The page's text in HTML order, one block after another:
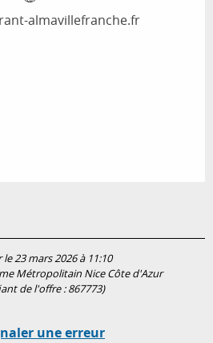
almavillefranche.fr
23 mars 2026 à 11:10
Métropolitain Nice Côte d'Azur
de l'offre :867773)
une erreur